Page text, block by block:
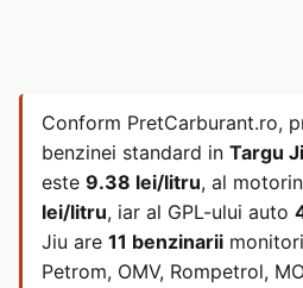
Conform PretCarburant.ro,
benzinei standard in Targu
este 9.38 lei/litru, al
lei/litru, iar al GPL-ului auto
Jiu are 11 benzinarii
Petrom, OMV, Rompetrol,